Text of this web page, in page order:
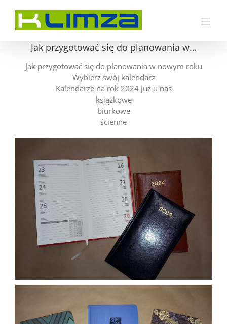
zawartości
Jak przygotować się do planowania w…
Jak przygotować się do planowania w nowym roku
Wybierz swój kalendarz
Kalendarze na rok 2024 już u nas
książkowe
biurkowe
ścienne